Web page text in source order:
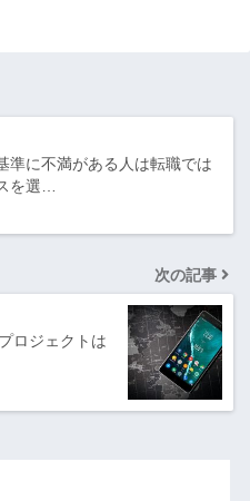
準に不満がある人は転職では
を選…
次の記事
ロジェクトは